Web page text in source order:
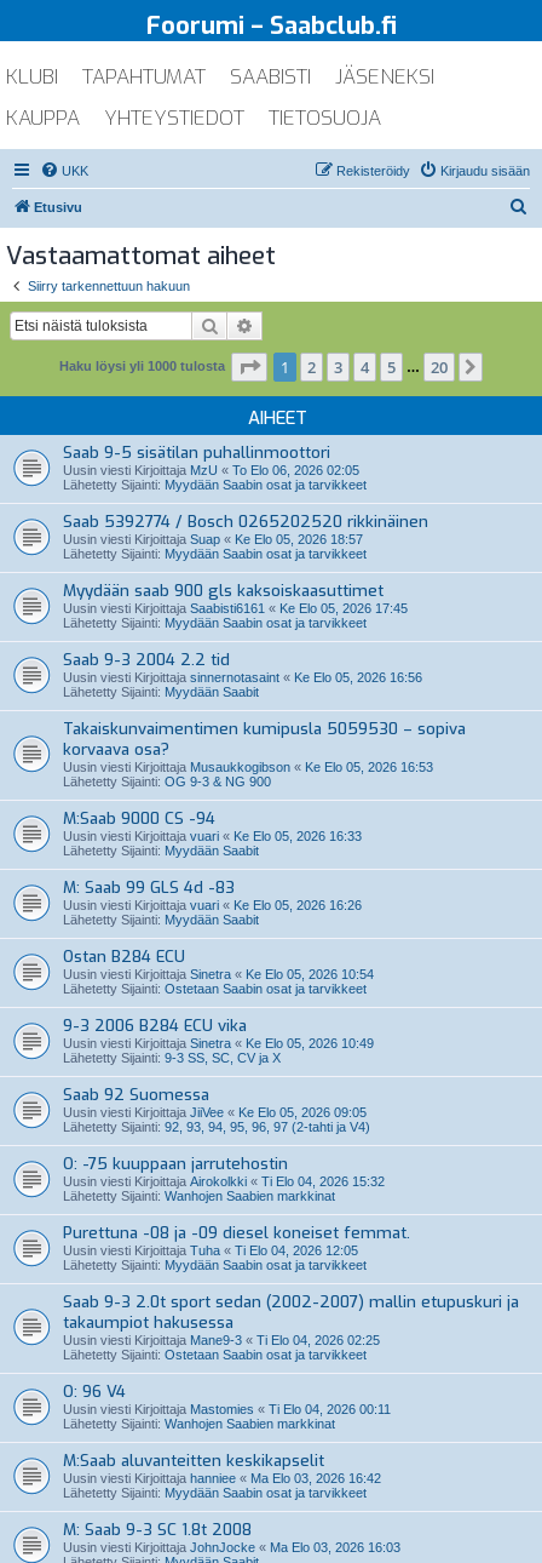
Foorumi – Saabclub.fi
KLUBI TAPAHTUMAT SAABISTI
JÄSENEKSI
KAUPPA
YHTEYSTIEDOT TIETOSUOJA
UKK Kirjaudu sisään
Rekisteröidy
Etusivu
Vastaamattomat aiheet
Siirry tarkennettuun hakuun
Etsi
Haku löysi yli 1000 tulosta Sivu /20
1 2 3 4 5 … 20
AIHEET
Saab 9-5 sisätilan puhallinmoottori
Uusin viesti Kirjoittaja MzU « To Elo 06, 2026 02:05
Lähetetty Sijainti: Myydään Saabin osat ja tarvikkeet
Saab 5392774 / Bosch 0265202520 rikkinäinen
Uusin viesti Kirjoittaja Suap « Ke Elo 05, 2026 18:57
Lähetetty Sijainti: Myydään Saabin osat ja tarvikkeet
Myydään saab 900 gls kaksoiskaasuttimet
Uusin viesti Kirjoittaja Saabisti6161 « Ke Elo 05, 2026 17:45
Lähetetty Sijainti: Myydään Saabin osat ja tarvikkeet
Saab 9-3 2004 2.2 tid
Uusin viesti Kirjoittaja sinnernotasaint « Ke Elo 05, 2026 16:56
Lähetetty Sijainti: Myydään Saabit
Takaiskunvaimentimen kumipusla 5059530 – sopiva
korvaava osa?
Uusin viesti Kirjoittaja Musaukkogibson « Ke Elo 05, 2026 16:53
Lähetetty Sijainti: OG 9-3 & NG 900
M:Saab 9000 CS -94
Uusin viesti Kirjoittaja vuari « Ke Elo 05, 2026 16:33
Lähetetty Sijainti: Myydään Saabit
M: Saab 99 GLS 4d -83
Uusin viesti Kirjoittaja vuari « Ke Elo 05, 2026 16:26
Lähetetty Sijainti: Myydään Saabit
Ostan B284 ECU
Uusin viesti Kirjoittaja Sinetra « Ke Elo 05, 2026 10:54
Lähetetty Sijainti: Ostetaan Saabin osat ja tarvikkeet
9-3 2006 B284 ECU vika
Uusin viesti Kirjoittaja Sinetra « Ke Elo 05, 2026 10:49
Lähetetty Sijainti: 9-3 SS, SC, CV ja X
Saab 92 Suomessa
Uusin viesti Kirjoittaja JiiVee « Ke Elo 05, 2026 09:05
Lähetetty Sijainti: 92, 93, 94, 95, 96, 97 (2-tahti ja V4)
O: -75 kuuppaan jarrutehostin
Uusin viesti Kirjoittaja Airokolkki « Ti Elo 04, 2026 15:32
Lähetetty Sijainti: Wanhojen Saabien markkinat
Purettuna -08 ja -09 diesel koneiset femmat.
Uusin viesti Kirjoittaja Tuha « Ti Elo 04, 2026 12:05
Lähetetty Sijainti: Myydään Saabin osat ja tarvikkeet
Saab 9-3 2.0t sport sedan (2002-2007) mallin etupuskuri ja
takaumpiot hakusessa
Uusin viesti Kirjoittaja Mane9-3 « Ti Elo 04, 2026 02:25
Lähetetty Sijainti: Ostetaan Saabin osat ja tarvikkeet
O: 96 V4
Uusin viesti Kirjoittaja Mastomies « Ti Elo 04, 2026 00:11
Lähetetty Sijainti: Wanhojen Saabien markkinat
M:Saab aluvanteitten keskikapselit
Uusin viesti Kirjoittaja hanniee « Ma Elo 03, 2026 16:42
Lähetetty Sijainti: Myydään Saabin osat ja tarvikkeet
M: Saab 9-3 SC 1.8t 2008
Uusin viesti Kirjoittaja JohnJocke « Ma Elo 03, 2026 16:03